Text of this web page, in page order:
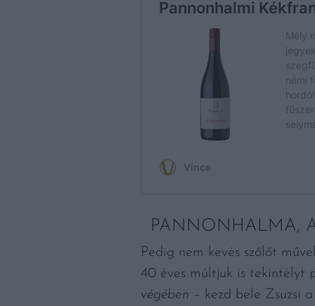
PANNONHALMA,
Pedig nem kevés szőlőt
40 éves múltjuk is tekintélyt
végében – kezd bele Zsuzsi